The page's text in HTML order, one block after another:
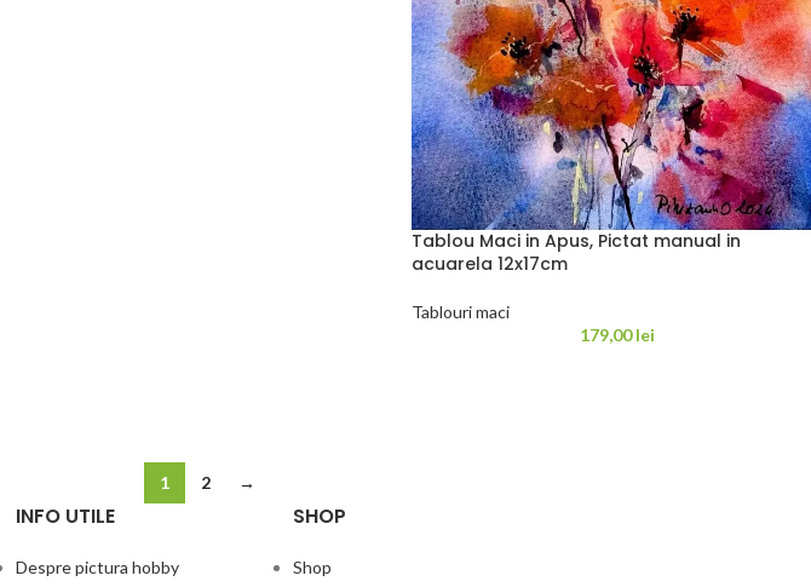
Tablou Maci in Apus, Pictat manual in
acuarela 12x17cm
Tablouri maci
179,00lei
1 2 →
INFO UTILE
Despre pictura hobby
SHOP
Shop